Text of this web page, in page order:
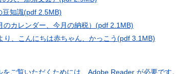
豆知識(pdf 2.5MB)
カレンダー、今月の納税） (pdf 2.1MB)
り、こんにちは赤ちゃん、かっこう(pdf 3.1MB)
をご覧いただくためには、Adobe Reader が必要です。